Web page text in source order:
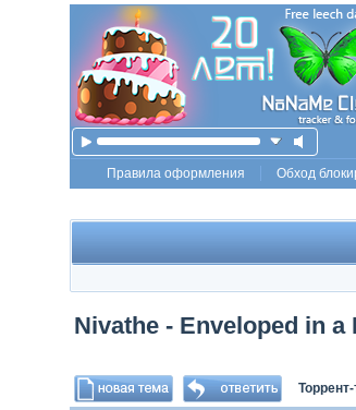
Правила оформления Обход
Nivathe - Enveloped in